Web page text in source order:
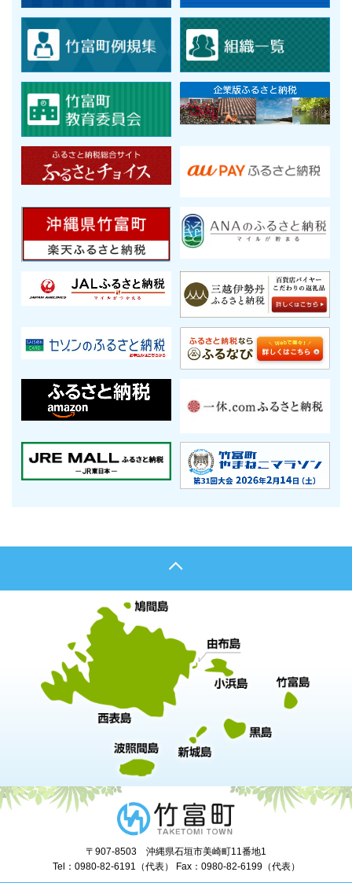
〒907-8503 沖縄県石垣市美崎町11番地1
Tel：0980-82-6191（代表） Fax：0980-82-6199（代表）